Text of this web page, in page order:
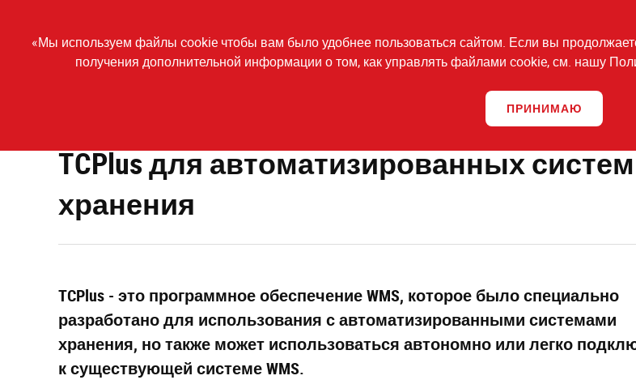
«Мы используем файлы cookie чтобы вам было удобнее пользоваться сайтом. Если вы
получения дополнительной информации о том, как управлять файлами cookie, см. нашу
ПРИНИМАЮ
КОМПАНИЯ ОБОРУДОВАНИЕ И УСЛУГИ ПРОЕКТЫ
Автоматизированные системы хранения и программное
TCPlus для автоматизированных систем
хранения
TCPlus - это программное обеспечение WMS, которое было специально
разработано для использования с автоматизированными системами
хранения, но также может использоваться автономно или легко
к существующей системе WMS.